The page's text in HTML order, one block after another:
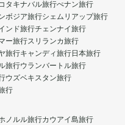
タキナバル旅行ぺナン旅行
ボジア旅行シェムリアップ旅行
ンド旅行チェンナイ旅行
ー旅行スリランカ旅行
旅行キャンディ旅行日本旅行
旅行ウランバートル旅行
ウズベキスタン旅行
行
ノルル旅行カウアイ島旅行